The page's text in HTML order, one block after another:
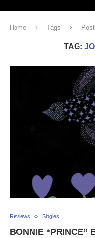
Home Tags
TAG:
Reviews Singles
BONNIE “PRINCE”